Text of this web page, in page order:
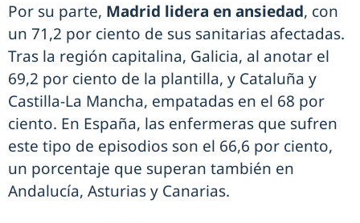
Por su parte, Madrid lidera en ansiedad, con
un 71,2 por ciento de sus sanitarias afectadas.
Tras la región capitalina, Galicia, al anotar el
69,2 por ciento de la plantilla, y Cataluña y
Castilla-La Mancha, empatadas en el 68 por
ciento. En España, las enfermeras que sufren
este tipo de episodios son el 66,6 por ciento,
un porcentaje que superan también en
Andalucía, Asturias y Canarias.